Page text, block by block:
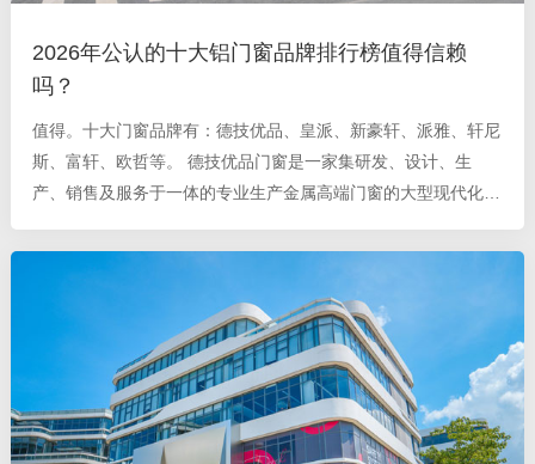
2026年公认的十大铝门窗品牌排行榜值得信赖
吗？
值得。十大门窗品牌有：德技优品、皇派、新豪轩、派雅、轩尼
斯、富轩、欧哲等。 德技优品门窗是一家集研发、设计、生
产、销售及服务于一体的专业生产金属高端门窗的大型现代化企